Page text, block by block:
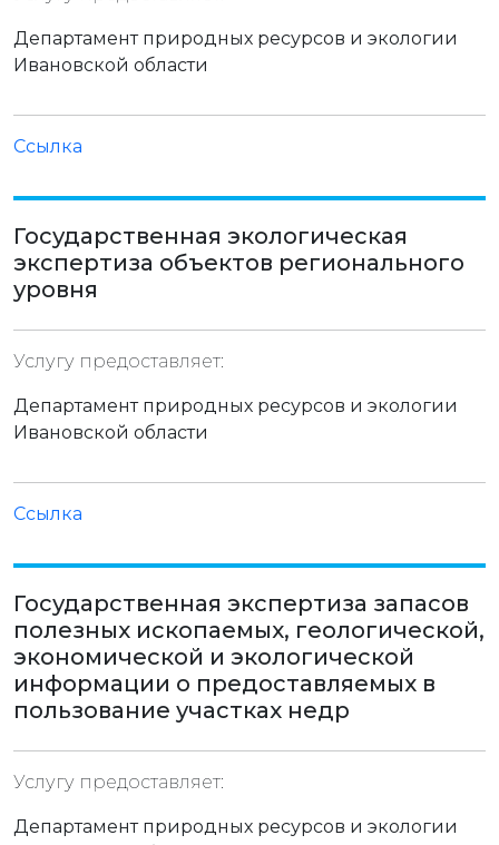
Департамент природных ресурсов и экологии
Ивановской области
Ссылка
Государственная экологическая
экспертиза объектов регионального
уровня
Услугу предоставляет:
Департамент природных ресурсов и экологии
Ивановской области
Ссылка
Государственная экспертиза запасов
полезных ископаемых, геологической,
экономической и экологической
информации о предоставляемых в
пользование участках недр
Услугу предоставляет:
Департамент природных ресурсов и экологии